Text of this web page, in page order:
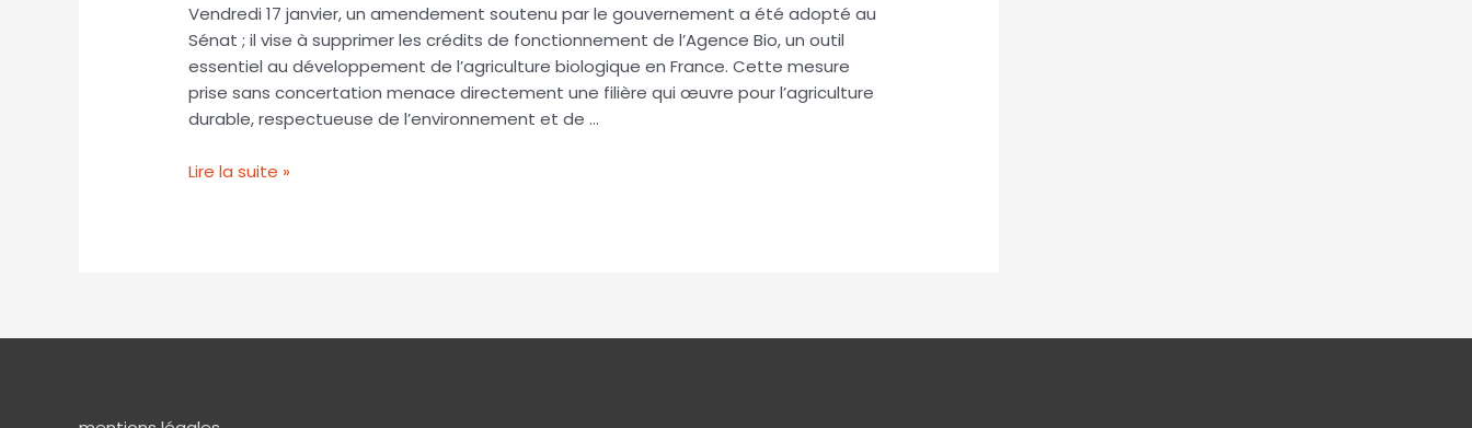
Vendredi 17 janvier, un amendement soutenu par le gouvernement a été adopté au
Sénat ; il vise à supprimer les crédits de fonctionnement de l’Agence Bio, un outil
essentiel au développement de l’agriculture biologique en France. Cette mesure
prise sans concertation menace directement une filière qui œuvre pour l’agriculture
durable, respectueuse de l’environnement et de …
Lire la suite »